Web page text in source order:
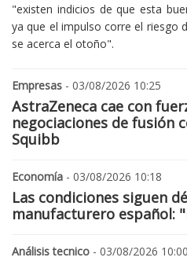
"existen indicios de que esta
ya que el impulso corre el riesgo
se acerca el otoño".
Empresas - 03/08/2026 10:25
AstraZeneca cae con
negociaciones de fusión
Squibb
Economía - 03/08/2026 10:18
Las condiciones siguen
manufacturero español:
Análisis tecnico - 03/08/2026 10:00